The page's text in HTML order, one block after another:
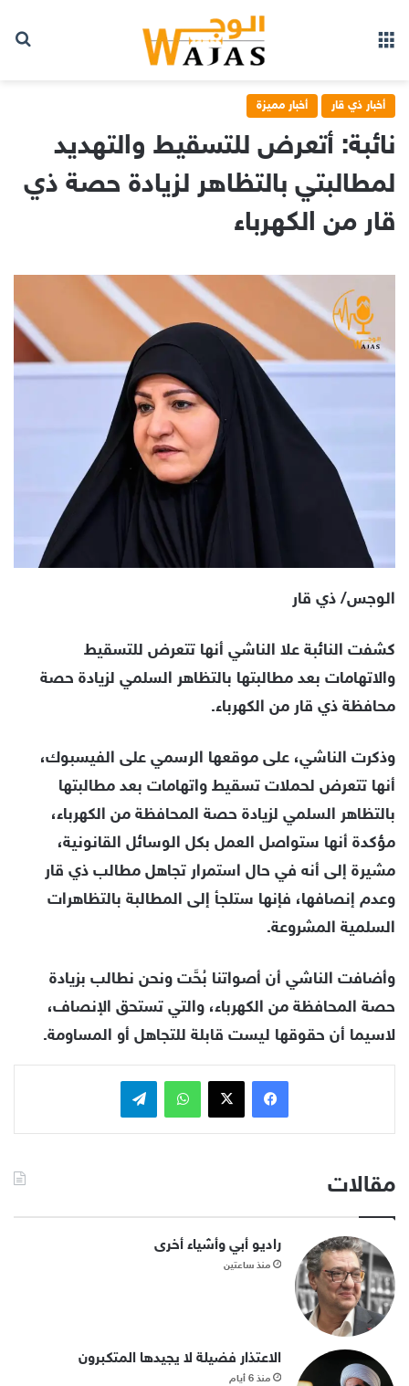
أخبار ذي قار أخبار مميزة
نائبة: أتعرض للتسقيط والتهديد
لمطالبتي بالتظاهر لزيادة حصة ذي
قار من الكهرباء
الوجس/ ذي قار
كشفت النائبة علا الناشي أنها تتعرض للتسقيط
والاتهامات بعد مطالبتها بالتظاهر السلمي لزيادة حصة
محافظة ذي قار من الكهرباء.
وذكرت الناشي، على موقعها الرسمي على الفيسبوك،
أنها تتعرض لحملات تسقيط واتهامات بعد مطالبتها
بالتظاهر السلمي لزيادة حصة المحافظة من الكهرباء،
مؤكدة أنها ستواصل العمل بكل الوسائل القانونية،
مشيرة إلى أنه في حال استمرار تجاهل مطالب ذي قار
وعدم إنصافها، فإنها ستلجأ إلى المطالبة بالتظاهرات
السلمية المشروعة.
وأضافت الناشي أن أصواتنا بُحَّت ونحن نطالب بزيادة
حصة المحافظة من الكهرباء، والتي تستحق الإنصاف،
لاسيما أن حقوقها ليست قابلة للتجاهل أو المساومة.
فيسبوكx واتساب تيلقرام
مقالات
راديو أبي وأشياء أخرى
منذ ساعتين
الاعتذار فضيلة لا يجيدها المتكبرون
منذ 6 أيام